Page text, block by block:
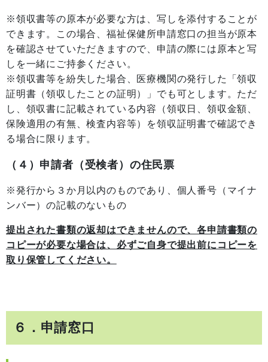
※領収書等の原本が必要な方は、写しを添付することが
できます。この場合、福祉保健所申請窓口の担当が原本
を確認させていただきますので、申請の際には原本と写
しを一緒にご持参ください。
※領収書等を紛失した場合、医療機関の発行した「領収
証明書（領収したことの証明）」でも可とします。ただ
し、領収書に記載されている内容（領収日、領収金額、
保険適用の有無、検査内容等）を領収証明書で確認でき
る場合に限ります。
（４）申請者（受検者）の住民票
※発行から３か月以内のものであり、個人番号（マイナ
ンバー）の記載のないもの
提出された書類の返却はできませんので、各申請書類の
コピーが必要な場合は、必ずご自身で提出前にコピーを
取り保管してください。
６．申請窓口